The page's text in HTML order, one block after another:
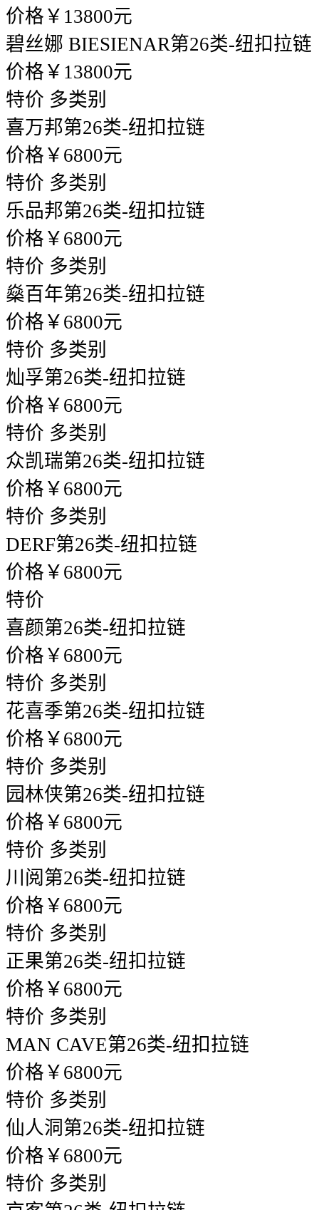
价格￥13800元
碧丝娜 BIESIENAR第26类-纽扣拉链
价格￥13800元
特价 多类别
喜万邦第26类-纽扣拉链
价格￥6800元
特价 多类别
乐品邦第26类-纽扣拉链
价格￥6800元
特价 多类别
燊百年第26类-纽扣拉链
价格￥6800元
特价 多类别
灿孚第26类-纽扣拉链
价格￥6800元
特价 多类别
众凯瑞第26类-纽扣拉链
价格￥6800元
特价 多类别
DERF第26类-纽扣拉链
价格￥6800元
特价
喜颜第26类-纽扣拉链
价格￥6800元
特价 多类别
花喜季第26类-纽扣拉链
价格￥6800元
特价 多类别
园林侠第26类-纽扣拉链
价格￥6800元
特价 多类别
川阅 第26类-纽扣拉链
价格￥6800元
特价 多类别
正果第26类-纽扣拉链
价格￥6800元
特价 多类别
MAN CAVE第26类-纽扣拉链
价格￥6800元
特价 多类别
仙人洞 第26类-纽扣拉链
价格￥6800元
特价 多类别